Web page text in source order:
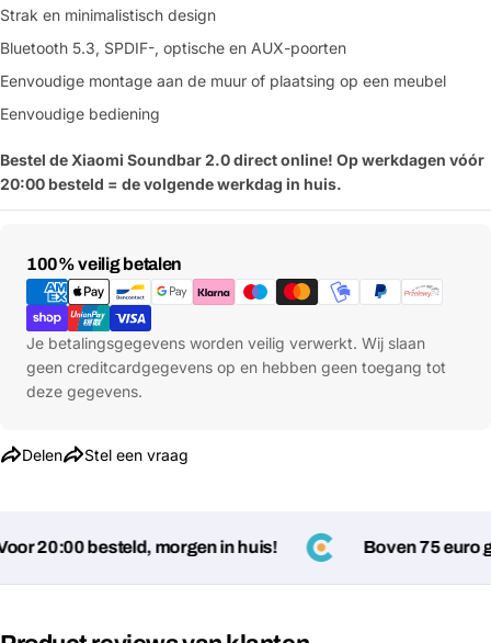
Strak en minimalistisch design
Bluetooth 5.3, SPDIF-, optische en AUX-poorten
Eenvoudige montage aan de muur of plaatsing op een meubel
Eenvoudige bediening
Bestel de Xiaomi Soundbar 2.0 direct online! Op werkdagen vóór
20:00 besteld = de volgende werkdag in huis.
100% veilig betalen
Betaalmethoden
Je betalingsgegevens worden veilig verwerkt. Wij slaan
geen creditcardgegevens op en hebben geen toegang tot
deze gegevens.
Delen Stel een vraag
Stel een vraag
Jouw
20:00 besteld, morgen in huis! Boven 75 euro